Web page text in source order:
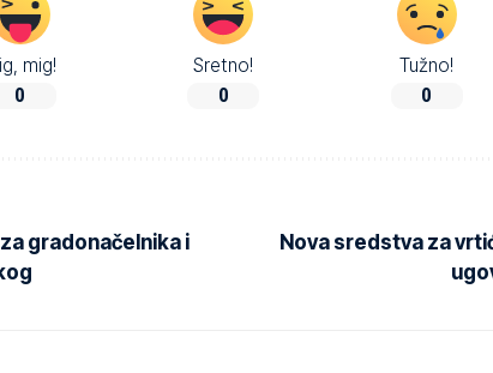
mig!
0
Sretno!
0
Tužno!
0
gradonačelnika i
Nova sredstva za